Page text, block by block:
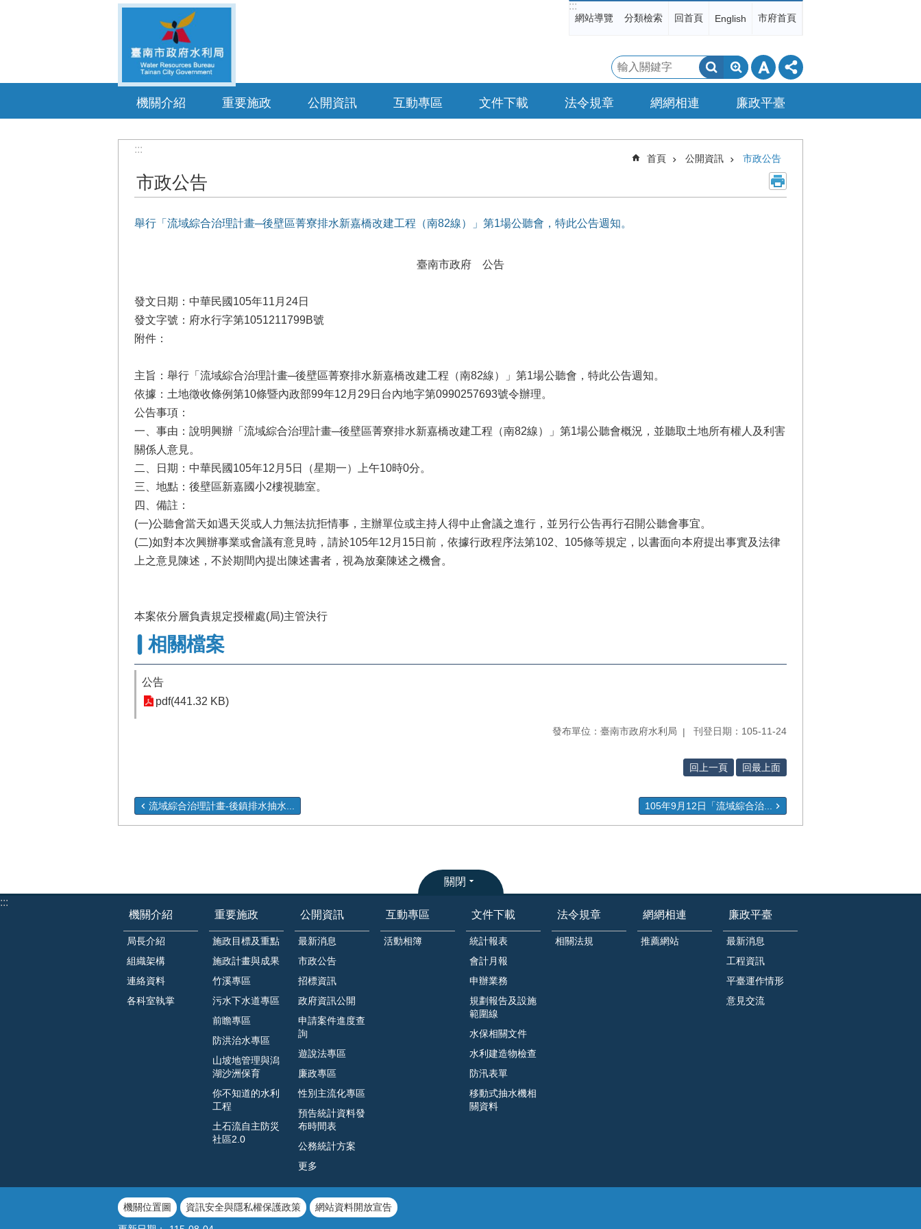
:::
網站導覽 分類檢索 回首頁 English 市府首頁
搜
尋
機關介紹 重要施政 公開資訊 互動專區 文件下載 法令規章 網網相連 廉政平臺
:::
首頁 公開資訊 市政公告
市政公告
舉行「流域綜合治理計畫─後壁區菁寮排水新嘉橋改建工程（南82線）」第1場公聽會，特此公告週知。
臺南市政府 公告
發文日期：中華民國105年11月24日
發文字號：府水行字第1051211799B號
附件：
主旨：舉行「流域綜合治理計畫─後壁區菁寮排水新嘉橋改建工程（南82線）」第1場公聽會，特此公告週知。
依據：土地徵收條例第10條暨內政部99年12月29日台內地字第0990257693號令辦理。
公告事項：
一、事由：說明興辦「流域綜合治理計畫─後壁區菁寮排水新嘉橋改建工程（南82線）」第1場公聽會概況，並聽取土地所有權人及利害
關係人意見。
二、日期：中華民國105年12月5日（星期一）上午10時0分。
三、地點：後壁區新嘉國小2樓視聽室。
四、備註：
(一)公聽會當天如遇天災或人力無法抗拒情事，主辦單位或主持人得中止會議之進行，並另行公告再行召開公聽會事宜。
(二)如對本次興辦事業或會議有意見時，請於105年12月15日前，依據行政程序法第102、105條等規定，以書面向本府提出事實及法律
上之意見陳述，不於期間內提出陳述書者，視為放棄陳述之機會。
本案依分層負責規定授權處(局)主管決行
相關檔案
公告
pdf(441.32 KB)
發布單位：臺南市政府水利局 刊登日期：105-11-24
回上一頁 回最上面
流域綜合治理計畫-後鎮排水抽水... 105年9月12日「流域綜合治...
關閉
:::
機關介紹
局長介紹
組織架構
連絡資料
各科室執掌
重要施政
施政目標及重點
施政計畫與成果
竹溪專區
污水下水道專區
前瞻專區
防洪治水專區
山坡地管理與潟
湖沙洲保育
你不知道的水利
工程
土石流自主防災
社區2.0
公開資訊
最新消息
市政公告
招標資訊
政府資訊公開
申請案件進度查
詢
遊說法專區
廉政專區
性別主流化專區
預告統計資料發
布時間表
公務統計方案
更多
互動專區
活動相簿
文件下載
統計報表
會計月報
申辦業務
規劃報告及設施
範圍線
水保相關文件
水利建造物檢查
防汛表單
移動式抽水機相
關資料
法令規章
相關法規
網網相連
推薦網站
廉政平臺
最新消息
工程資訊
平臺運作情形
意見交流
機關位置圖 資訊安全與隱私權保護政策
網站資料開放宣告